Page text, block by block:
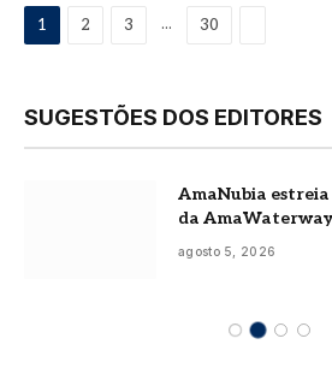
1 2 3 ... 30
SUGESTÕES DOS EDITORES
AmaNubia
da
agosto 5, 2026